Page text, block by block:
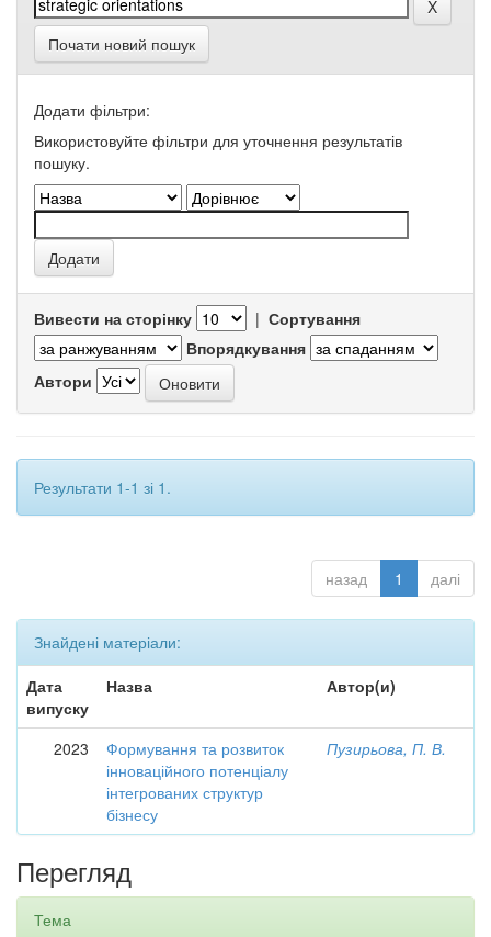
Почати новий пошук
Додати фільтри:
Використовуйте фільтри для уточнення результатів
пошуку.
Вивести на сторінку | Сортування
Впорядкування
Автори
Результати 1-1 зі 1.
назад 1 далі
Знайдені матеріали:
Дата
випуску
Назва Автор(и)
2023
Формування та розвиток
інноваційного потенціалу
інтегрованих структур
бізнесу
Пузирьова, П. В.
Перегляд
Тема